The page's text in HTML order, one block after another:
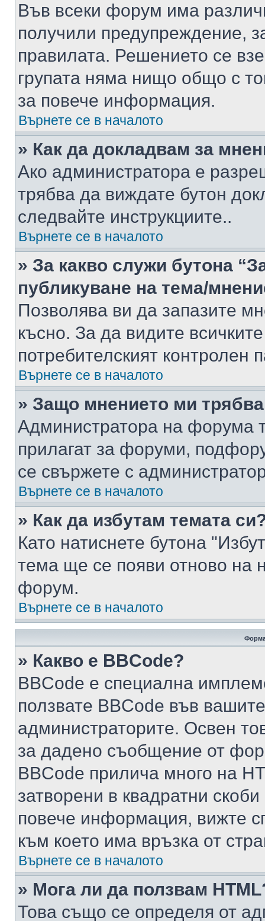
Във всеки форум има
получили предупреждение,
правилата. Решението се
групата няма нищо общо с
за повече информация.
Върнете се в началото
» Как да докладвам за
Ако администратора е
трябва да виждате бутон
следвайте инструкциите..
Върнете се в началото
» За какво служи бутона
публикуване на тема/
Позволява ви да запазите
късно. За да видите
потребителският контролен
Върнете се в началото
» Защо мнението ми
Администратора на форума
прилагат за форуми,
се свържете с
Върнете се в началото
» Как да избутам темата
Като натиснете бутона
тема ще се появи отново на
форум.
Върнете се в началото
» Какво е BBCode?
BBCode е специална
ползвате BBCode във
администраторите. Освен
за дадено съобщение от
BBCode прилича много на
затворени в квадратни
повече информация, вижте
към което има връзка от
Върнете се в началото
» Мога ли да ползвам
Това също се определя от